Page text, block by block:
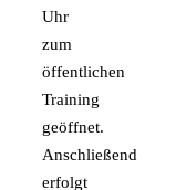
Uhr
zum
öffentlichen
Training
geöffnet.
Anschließend
erfolgt